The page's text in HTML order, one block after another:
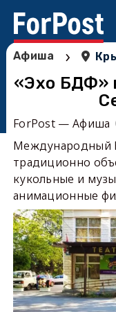
Афиша ›
«Эхо БДФ»
ForPost — Афиша
Международный
традиционно
кукольные и
анимационные